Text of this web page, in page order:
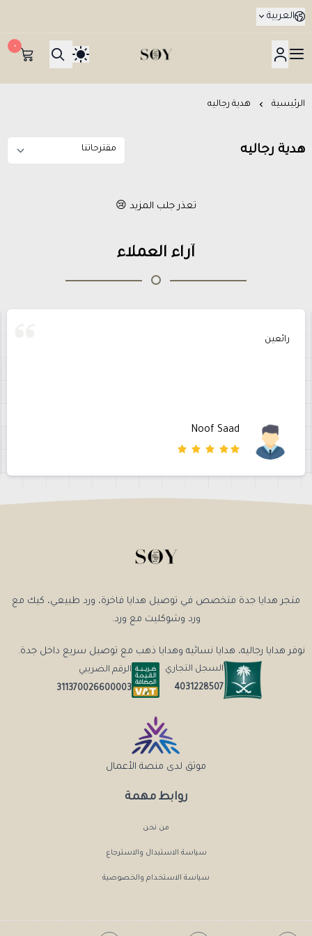
العربية
هدايا جدة SOY Gifts بتوصيل في نفس اليوم
٠
الرئيسية هدية رجاليه
هدية رجاليه
تعذر جلب المزيد 😢
آراء العملاء
رائعين
Noof Saad
روابط مهمة
من نحن
سياسة الاستبدال والاسترجاع
سياسة الاستخدام والخصوصية
متجر هدايا جدة متخصص في توصيل هدايا فاخرة، ورد طبيعي، كيك مع
ورد وشوكليت مع ورد.
نوفر هدايا رجاليه، هدايا نسائيه وهدايا ذهب مع توصيل سريع داخل جدة.
السجل التجاري
4031228507
الرقم الضريبي
311370026600003
موثق لدى منصة الأعمال